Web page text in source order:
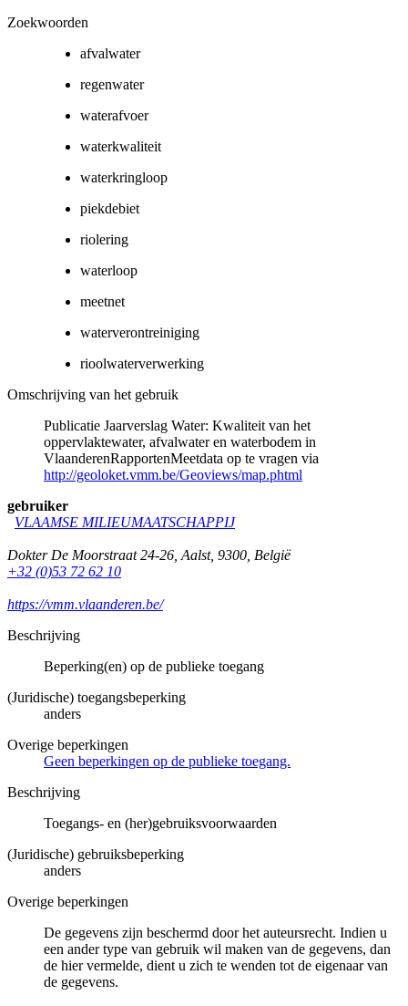
Zoekwoorden
afvalwater
regenwater
waterafvoer
waterkwaliteit
waterkringloop
piekdebiet
riolering
waterloop
meetnet
waterverontreiniging
rioolwaterverwerking
Omschrijving van het gebruik
Publicatie Jaarverslag Water: Kwaliteit van het
oppervlaktewater, afvalwater en waterbodem in
VlaanderenRapportenMeetdata op te vragen via
http://geoloket.vmm.be/Geoviews/map.phtml
gebruiker
VLAAMSE MILIEUMAATSCHAPPIJ
Dokter De Moorstraat 24-26 Aalst, 9300 België
+32 (0)53 72 62 10
https://vmm.vlaanderen.be/
Beschrijving
Beperking(en) op de publieke toegang
(Juridische) toegangsbeperking
anders
Overige beperkingen
Geen beperkingen op de publieke toegang.
Beschrijving
Toegangs- en (her)gebruiksvoorwaarden
(Juridische) gebruiksbeperking
anders
Overige beperkingen
De gegevens zijn beschermd door het auteursrecht. Indien u
een ander type van gebruik wil maken van de gegevens, dan
de hier vermelde, dient u zich te wenden tot de eigenaar van
de gegevens.